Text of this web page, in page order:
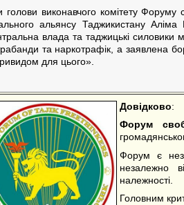
голови виконавчого комітету Форуму
альянсу Таджикистану Аліма
влада та таджицькі силовики
та наркотрафік, а заявлена
для цього».
Довідково:
Форум
Форум є
незалежно
належності.
Головним